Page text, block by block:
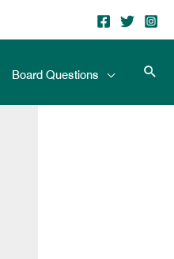
Board Questions